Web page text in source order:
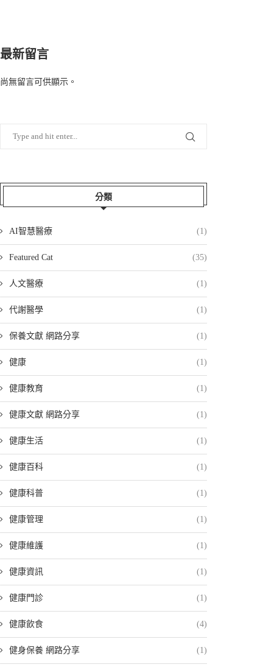
最新留言
尚無留言可供顯示。
分類
AI智慧醫療 (1)
Featured Cat (35)
人文醫療 (1)
代謝醫學 (1)
保養文獻 網路分享 (1)
健康 (1)
健康教育 (1)
健康文獻 網路分享 (1)
健康生活 (1)
健康百科 (1)
健康科普 (1)
健康管理 (1)
健康維護 (1)
健康資訊 (1)
健康門診 (1)
健康飲食 (4)
健身保養 網路分享 (1)